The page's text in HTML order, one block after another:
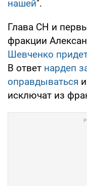
нашей".
Глава СН и
фракции
Шевченко
В ответ нардеп
оправдываться
исключат из